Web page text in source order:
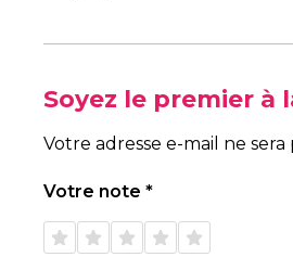
Soyez le premier à
Votre adresse e-mail ne sera
Votre note *
1 étoile
sur 5
2 étoiles
sur 5
3 étoiles
sur 5
4 étoiles
sur 5
5 étoiles
sur 5